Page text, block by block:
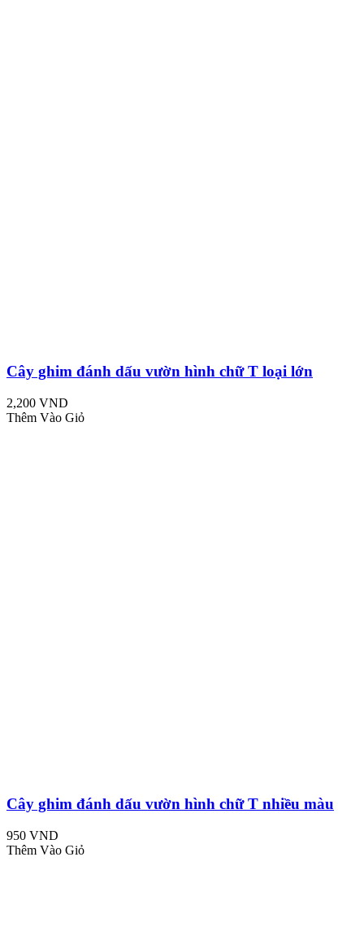
Cây ghim đánh dấu vườn hình chữ T loại lớn
2,200 VND
Thêm Vào Giỏ
Cây ghim đánh dấu vườn hình chữ T nhiều màu
950 VND
Thêm Vào Giỏ